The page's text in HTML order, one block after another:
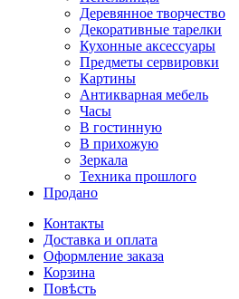
Деревянное творчество
Декоративные тарелки
Кухонные аксессуары
Предметы сервировки
Картины
Антикварная мебель
Часы
В гостинную
В прихожую
Зеркала
Техника прошлого
Продано
Контакты
Доставка и оплата
Оформление заказа
Корзина
Повѣсть